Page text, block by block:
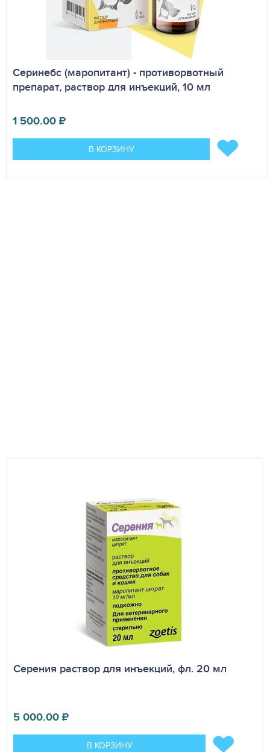
Серинебс (маропитант) - противорвотный
препарат, раствор для инъекций, 10 мл
1 500.00₽
В КОРЗИНУ
Серения раствор для инъекций, фл. 20 мл
5 000.00₽
В КОРЗИНУ